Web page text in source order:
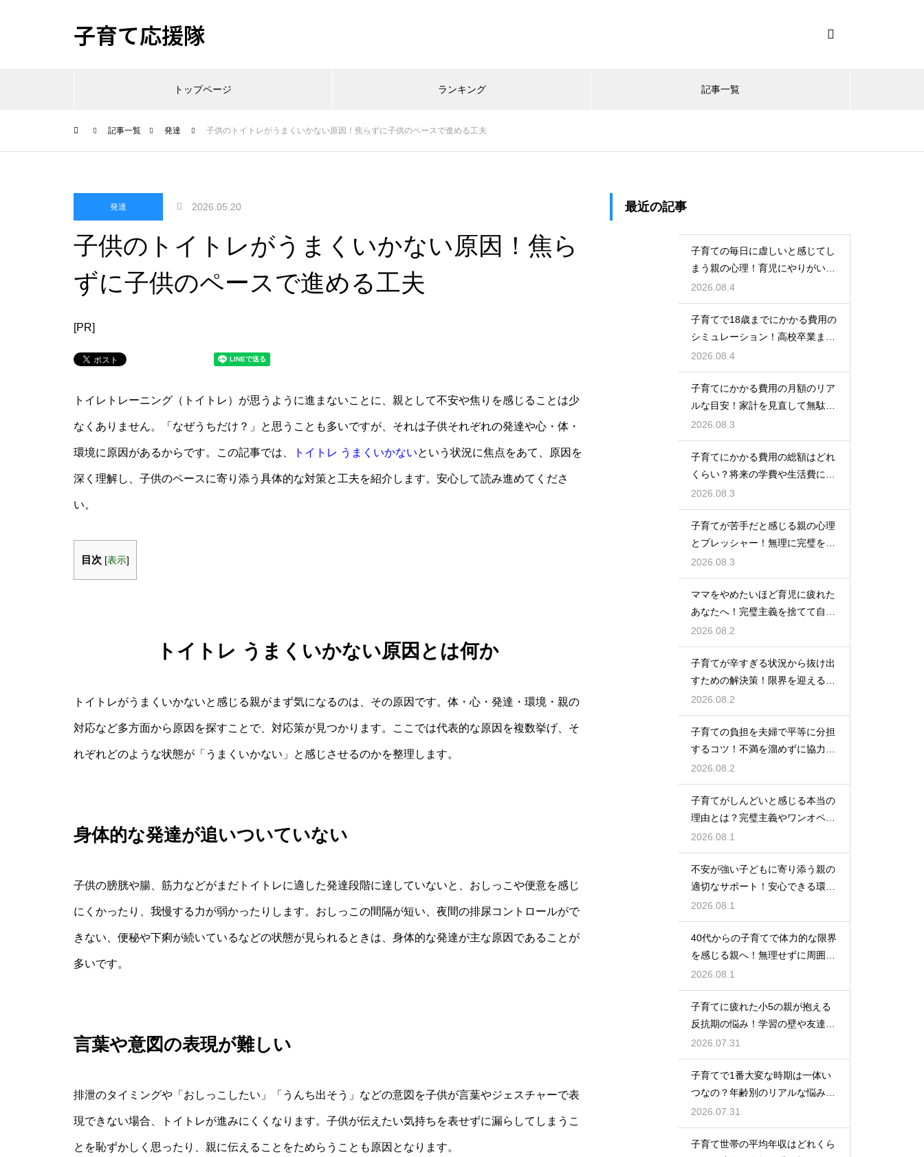
子育て応援隊
トップページ ランキング 記事一覧
記事一覧 発達 子供のトイトレがうまくいかない原因！焦らずに子供のペースで進める工夫
発達 2026.05.20
子供のトイトレがうまくいかない原因！焦ら
ずに子供のペースで進める工夫
[PR]
トイレトレーニング（トイトレ）が思うように進まないことに、親として不安や焦りを感じることは少
なくありません。「なぜうちだけ？」と思うことも多いですが、それは子供それぞれの発達や心・体・
環境に原因があるからです。この記事では、 トイトレ うまくいかないという状況に焦点をあて、原因を
深く理解し、子供のペースに寄り添う具体的な対策と工夫を紹介します。安心して読み進めてくださ
い。
目次 [表示]
トイトレ うまくいかない原因とは何か
トイトレがうまくいかないと感じる親がまず気になるのは、その原因です。体・心・発達・環境・親の
対応など多方面から原因を探すことで、対応策が見つかります。ここでは代表的な原因を複数挙げ、そ
れぞれどのような状態が「うまくいかない」と感じさせるのかを整理します。
身体的な発達が追いついていない
子供の膀胱や腸、筋力などがまだトイトレに適した発達段階に達していないと、おしっこや便意を感じ
にくかったり、我慢する力が弱かったりします。おしっこの間隔が短い、夜間の排尿コントロールがで
きない、便秘や下痢が続いているなどの状態が見られるときは、身体的な発達が主な原因であることが
多いです。
言葉や意図の表現が難しい
排泄のタイミングや「おしっこしたい」「うんち出そう」などの意図を子供が言葉やジェスチャーで表
現できない場合、トイトレが進みにくくなります。子供が伝えたい気持ちを表せずに漏らしてしまうこ
とを恥ずかしく思ったり、親に伝えることをためらうことも原因となります。
最近の記事
子育ての毎日に虚しいと感じてし
まう親の心理！育児にやりがいを
見出して自分自身の人生も豊かに
生きるための考え方
2026.08.4
子育てで18歳までにかかる費用の
シミュレーション！高校卒業まで
の教育資金を賢く準備して経済的
な不安を解消する
2026.08.4
子育てにかかる費用の月額のリア
ルな目安！家計を見直して無駄な
出費を抑えながら無理なく育児を
するための計画術
2026.08.3
子育てにかかる費用の総額はどれ
くらい？将来の学費や生活費に備
えて今から計画的に貯金をして教
育資金を準備する術
2026.08.3
子育てが苦手だと感じる親の心理
とプレッシャー！無理に完璧を目
指さずに自分らしいペースで育児
をするためのヒント
2026.08.3
ママをやめたいほど育児に疲れた
あなたへ！完璧主義を捨てて自分
自身を大切にしながら心に余裕を
取り戻すための方法
2026.08.2
子育てが辛すぎる状況から抜け出
すための解決策！限界を迎える前
に試してほしいストレス解消法と
頼れるサポート
2026.08.2
子育ての負担を夫婦で平等に分担
するコツ！不満を溜めずに協力し
て育児を乗り切るための上手なコ
ミュニケーション
2026.08.2
子育てがしんどいと感じる本当の
理由とは？完璧主義やワンオペの
負担を手放して自分らしく育児を
楽しむためのヒント
2026.08.1
不安が強い子どもに寄り添う親の
適切なサポート！安心できる環境
を作って自己肯定感を高め自立心
を育むための接し方
2026.08.1
40代からの子育てで体力的な限界
を感じる親へ！無理せずに周囲の
サポートを活用して心に余裕を持
って育児をするコツ
2026.08.1
子育てに疲れた小5の親が抱える
反抗期の悩み！学習の壁や友達関
係のトラブルに適切に向き合って
サポートする術
2026.07.31
子育てで1番大変な時期は一体い
つなの？年齢別のリアルな悩みと
それを乗り越えるための親として
の心構えや工夫
2026.07.31
子育て世帯の平均年収はどれくら